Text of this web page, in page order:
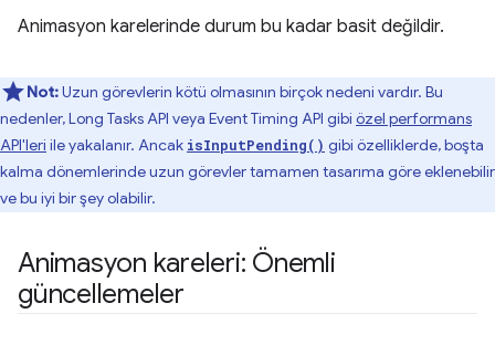
Animasyon karelerinde durum bu kadar basit değildir.
Not:Uzun görevlerin kötü olmasının birçok nedeni vardır. Bu
nedenler, Long Tasks API veya Event Timing API gibi özel performans
API'leri ile yakalanır. Ancak isInputPending() gibi özelliklerde, boşta
kalma dönemlerinde uzun görevler tamamen tasarıma göre eklenebilir
ve bu iyi bir şey olabilir.
Animasyon kareleri: Önemli
güncellemeler